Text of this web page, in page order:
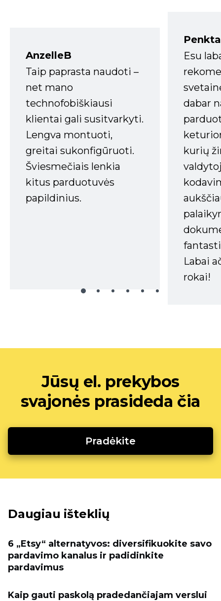
AnzelleB
Taip paprasta naudoti –
net mano
technofobiškiausi
klientai gali susitvarkyti.
Lengva montuoti,
greitai sukonfigūruoti.
Šviesmečiais lenkia
kitus parduotuvės
papildinius.
Esu
dabar
kurių
Labai
rokai!
Jūsų el. prekybos
svajonės prasideda čia
Pradėkite
Daugiau išteklių
6 „Etsy“ alternatyvos: diversifikuokite savo
pardavimo kanalus ir padidinkite
pardavimus
Kaip gauti paskolą pradedančiajam verslui